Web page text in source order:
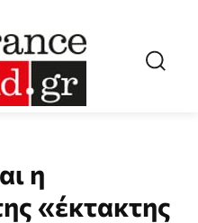
η
«έκτακτης